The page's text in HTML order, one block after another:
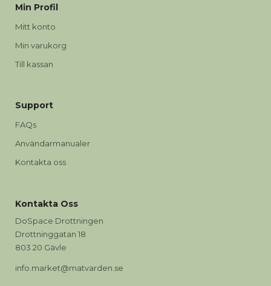
Min Profil
Mitt konto
Min varukorg
Till kassan
Support
FAQs
Användarmanualer
Kontakta oss
Kontakta Oss
DoSpace Drottningen
Drottninggatan 18
803 20 Gävle
info.market@matvarden.se